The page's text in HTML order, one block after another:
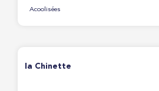
Acoolisées
la Chinette